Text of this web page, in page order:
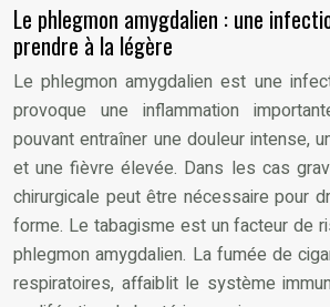
Le phlegmon amygdalien : une
prendre à la légère
Le phlegmon amygdalien est une
provoque une inflammation
pouvant entraîner une douleur intense,
et une fièvre élevée. Dans les cas
chirurgicale peut être nécessaire pour
forme. Le tabagisme est un facteur de
phlegmon amygdalien. La fumée de
respiratoires, affaiblit le système